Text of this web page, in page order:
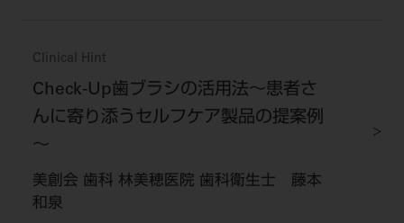
Clinical Hint
Check-Up歯ブラシの活用法～患者さ
んに寄り添うセルフケア製品の提案例
～
美創会 歯科 林美穂医院 歯科衛生士 藤本
和泉